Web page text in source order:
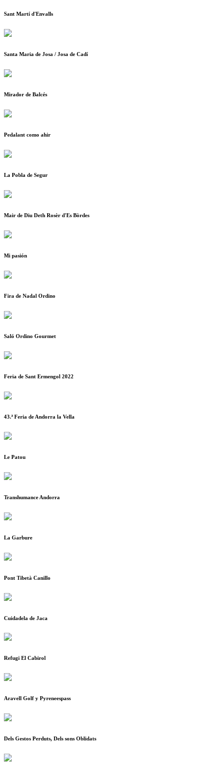
Sant Martí d'Envalls
Santa Maria de Josa / Josa de Cadí
Mirador de Balcés
Pedalant como ahir
La Pobla de Segur
Mair de Diu Deth Rosèr d'Es Bòrdes
Mi pasión
Fira de Nadal Ordino
Saló Ordino Gourmet
Feria de Sant Ermengol 2022
43.ª Feria de Andorra la Vella
Le Patou
Transhumance Andorra
La Garbure
Pont Tibetà Canillo
Cuidadela de Jaca
Refugi El Cabirol
Aravell Golf y Pyreneespass
Dels Gestos Perduts, Dels sons Oblidats